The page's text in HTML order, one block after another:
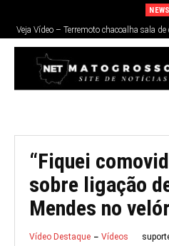
NEWS
Veja Vídeo – Terremoto chacoalha sala
no
“Fiquei
sobre ligação
Mendes no
Vídeo Destaque Vídeos